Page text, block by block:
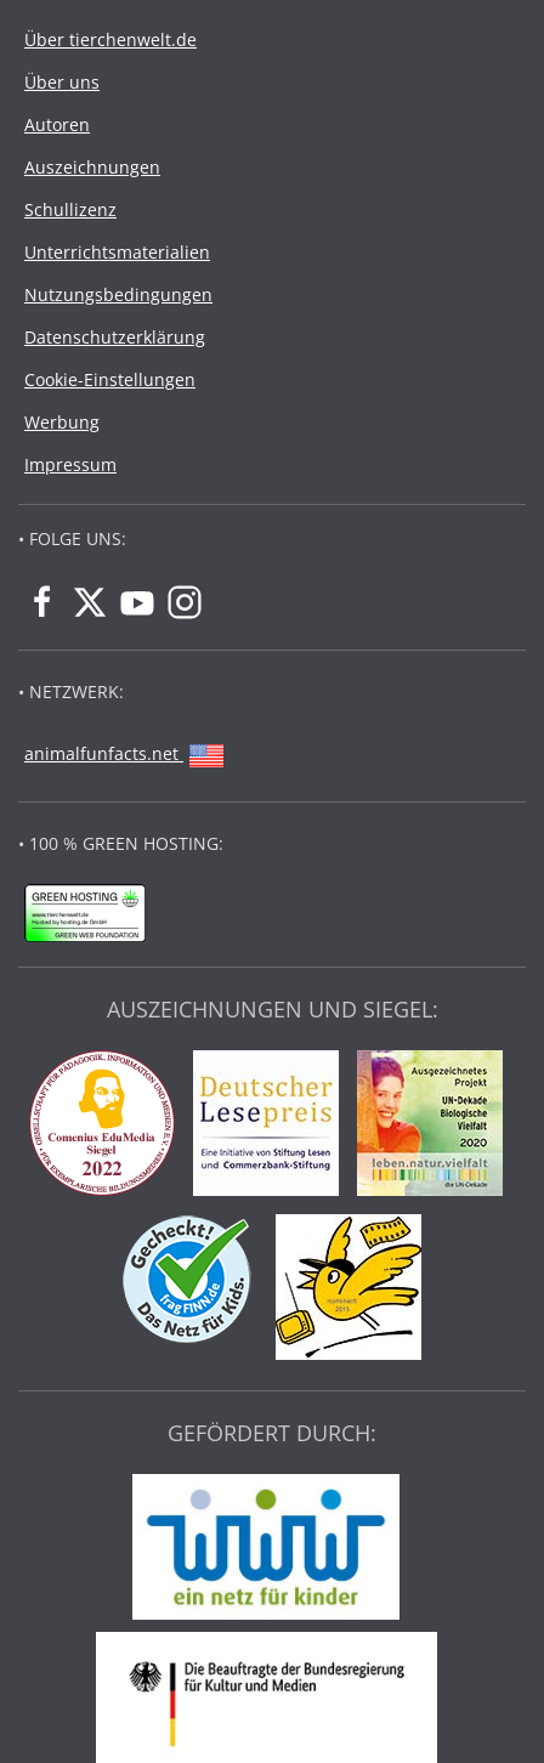
Über tierchenwelt.de
Über uns
Autoren
Auszeichnungen
Schullizenz
Unterrichtsmaterialien
Nutzungsbedingungen
Datenschutzerklärung
Cookie-Einstellungen
Werbung
Impressum
• FOLGE UNS:
• NETZWERK:
animalfunfacts.net
• 100 % GREEN HOSTING:
AUSZEICHNUNGEN UND SIEGEL:
GEFÖRDERT DURCH: